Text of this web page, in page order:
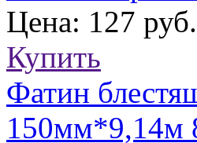
Цена: 127 руб.
Купить
Фатин
150мм*9,14м